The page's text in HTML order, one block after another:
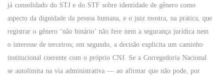
já consolidado do STJ e do STF sobre identidade de gênero como
aspecto da dignidade da pessoa humana, e o juiz mostra, na prática, que
registrar o gênero ‘não binário’ não fere nem a segurança jurídica nem
o interesse de terceiros; em segundo, a decisão explicita um caminho
institucional coerente com o próprio CNJ. Se a Corregedoria Nacional
se autolimita na via administrativa — ao afirmar que não pode, por